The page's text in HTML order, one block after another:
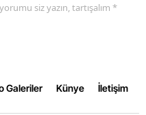
siz yazın, tartışalım *
Galeriler Künye İletişim